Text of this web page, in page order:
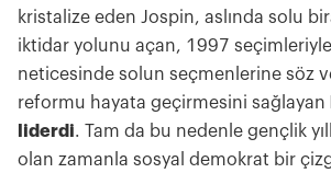
kristalize eden Jospin, aslında solu
iktidar yolunu açan, 1997
neticesinde solun seçmenlerine söz
reformu hayata geçirmesini sağlayan
liderdi. Tam da bu nedenle gençlik
olan zamanla sosyal demokrat bir